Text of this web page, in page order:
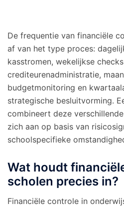
De frequentie van financiële
af van het type proces:
kasstromen, wekelijkse
crediteurenadministratie,
budgetmonitoring en
strategische besluitvorming.
combineert deze
zich aan op basis van
schoolspecifieke
Wat houdt
scholen precies in?
Financiële controle in